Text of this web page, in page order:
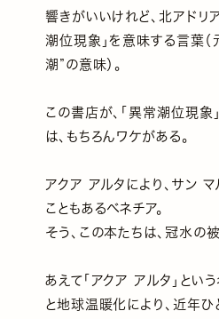
響きがいいけれど、北アドリ
潮位現象」を意味する言葉（
潮”の意味）。
この書店が、「異常潮位現象
は、もちろんワケがある。
アクア アルタにより、サン
こともあるベネチア。
そう、この本たちは、冠水の
あえて「アクア アルタ」とい
と地球温暖化により、近年ひ